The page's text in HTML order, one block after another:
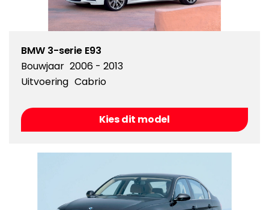
BMW 3-serie E93
Bouwjaar 2006 - 2013
Uitvoering Cabrio
Kies dit model